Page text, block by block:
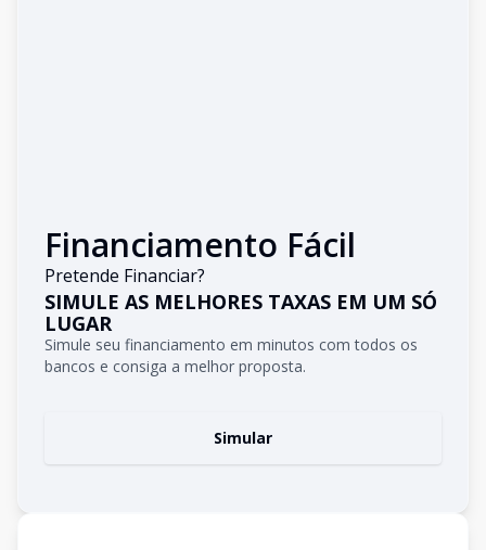
Financiamento Fácil
Pretende Financiar?
SIMULE AS MELHORES TAXAS EM UM SÓ
LUGAR
Simule seu financiamento em minutos com todos os
bancos e consiga a melhor proposta.
Simular